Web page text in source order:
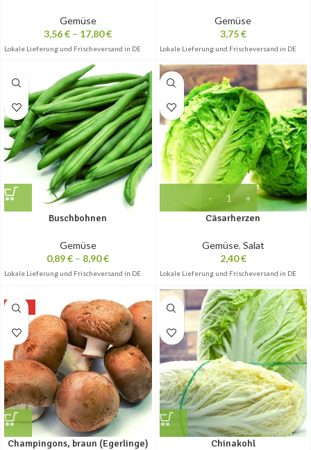
Gemüse
3,56€ – 17,80€
Lokale Lieferung und Frischeversand in DE
Gemüse
3,75€
Lokale Lieferung und Frischeversand in DE
Buschbohnen
Gemüse
0,89€ – 8,90€
Lokale Lieferung und Frischeversand in DE
Cäsarherzen
Gemüse, Salat
2,40€
Lokale Lieferung und Frischeversand in DE
-10%
Champingons, braun (Egerlinge) Chinakohl